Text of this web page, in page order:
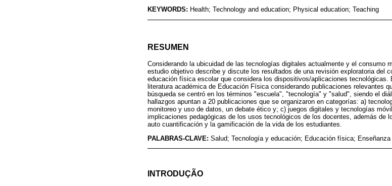
KEYWORDS: Health; Technology and education; Physical education; Teaching
RESUMEN
Considerando la ubicuidad de las tecnologías digitales actualmente y el consumo
estudio objetivo describe y discute los resultados de una revisión exploratoria del
educación física escolar que considera los dispositivos/aplicaciones
literatura académica de Educación Física considerando publicaciones relevantes
búsqueda se centró en los términos "escuela", "tecnología" y "salud", siendo el
hallazgos apuntan a 20 publicaciones que se organizaron en categorías: a)
monitoreo y uso de datos, un debate ético y; c) juegos digitales y tecnologías
implicaciones pedagógicas de los usos tecnológicos de los docentes, además de
auto cuantificación y la gamificación de la vida de los estudiantes.
PALABRAS-CLAVE: Salud; Tecnología y educación; Educación física; Enseñanza
INTRODUÇÃO